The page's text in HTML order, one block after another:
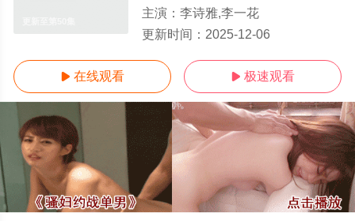
主演： 李诗雅,李一花
更新时间： 2025-12-06
 在线观看  极速观看